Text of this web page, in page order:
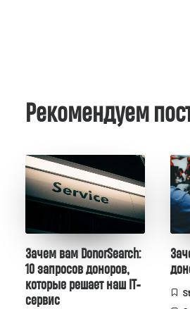
Рекомендуем
Зачем вам DonorSearch:
10 запросов доноров,
которые решает наш IT-
сервис